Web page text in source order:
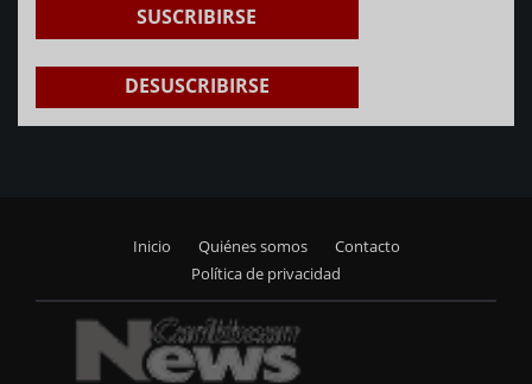
SUSCRIBIRSE
DESUSCRIBIRSE
menu
Inicio Quiénes somos
Contacto
Política de privacidad